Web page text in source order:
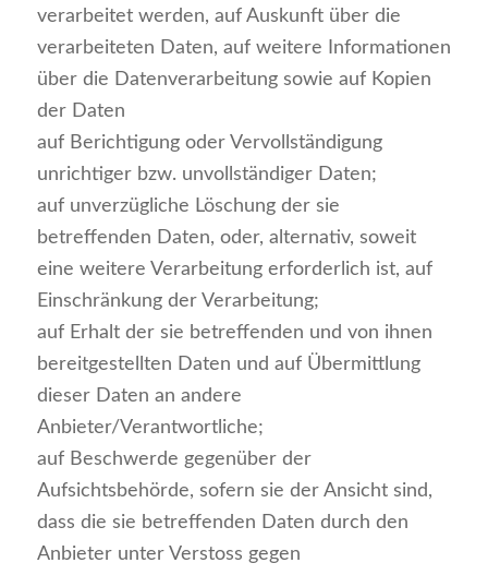
verarbeitet werden, auf Auskunft über die
verarbeiteten Daten, auf weitere Informationen
über die Datenverarbeitung sowie auf Kopien
der Daten
auf Berichtigung oder Vervollständigung
unrichtiger bzw. unvollständiger Daten;
auf unverzügliche Löschung der sie
betreffenden Daten, oder, alternativ, soweit
eine weitere Verarbeitung erforderlich ist, auf
Einschränkung der Verarbeitung;
auf Erhalt der sie betreffenden und von ihnen
bereitgestellten Daten und auf Übermittlung
dieser Daten an andere
Anbieter/Verantwortliche;
auf Beschwerde gegenüber der
Aufsichtsbehörde, sofern sie der Ansicht sind,
dass die sie betreffenden Daten durch den
Anbieter unter Verstoss gegen